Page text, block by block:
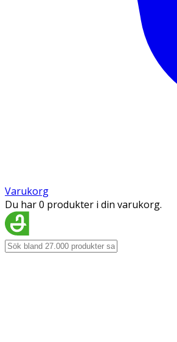
Varukorg
Du har 0 produkter i din varukorg.